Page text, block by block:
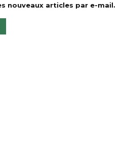
nouveaux articles par e-mail.